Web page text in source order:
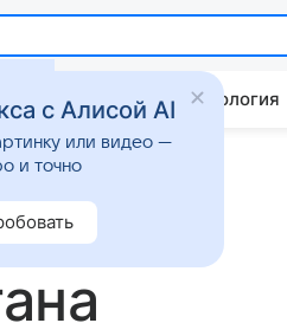
Стиль жизни Психология
о
с Алисой AI
или видео —
и точно